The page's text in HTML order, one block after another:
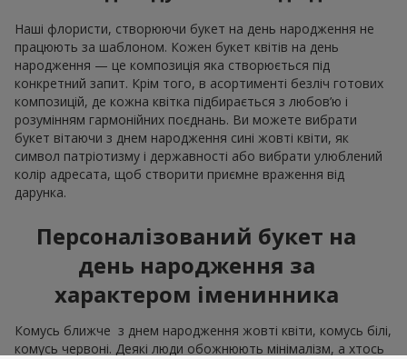
Наші флористи, створюючи букет на день народження не
працюють за шаблоном. Кожен букет квітів на день
народження — це композиція яка створюється під
конкретний запит. Крім того, в асортименті безліч готових
композицій, де кожна квітка підбирається з любов’ю і
розумінням гармонійних поєднань. Ви можете вибрати
букет вітаючи з днем народження сині жовті квіти, як
символ патріотизму і державності або вибрати улюблений
колір адресата, щоб створити приємне враження від
дарунка.
Персоналізований букет на
день народження за
характером іменинника
Комусь ближче з днем народження жовті квіти, комусь білі,
комусь червоні. Деякі люди обожнюють мінімалізм, а хтось